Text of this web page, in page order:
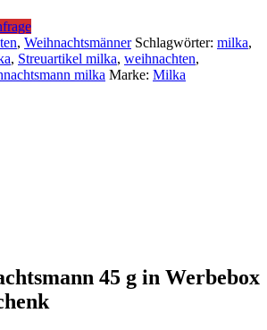
, Weihnachtsmänner Schlagwörter: milka,
, Streuartikel milka, weihnachten,
milka Marke: Milka
45 g in Werbebox